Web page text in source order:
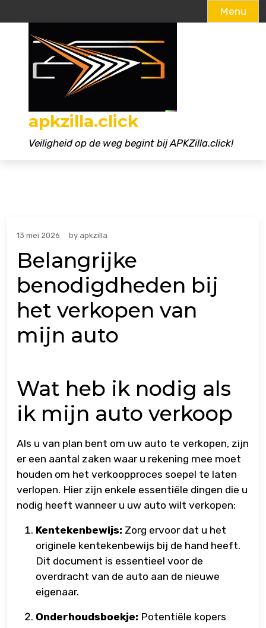
Menu
apkzilla.click
Veiligheid op de weg begint bij APKZilla.click!
13 mei 2026 by apkzilla
Belangrijke
benodigdheden bij
het verkopen van
mijn auto
Wat heb ik nodig als
ik mijn auto verkoop
Als u van plan bent om uw auto te verkopen, zijn
er een aantal zaken waar u rekening mee moet
houden om het verkoopproces soepel te laten
verlopen. Hier zijn enkele essentiële dingen die u
nodig heeft wanneer u uw auto wilt verkopen:
Kentekenbewijs: Zorg ervoor dat u het
originele kentekenbewijs bij de hand heeft.
Dit document is essentieel voor de
overdracht van de auto aan de nieuwe
eigenaar.
Onderhoudsboekje: Potentiële kopers